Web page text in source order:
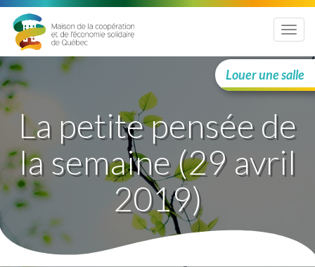
Menu
Louer une salle
La petite pensée de
la semaine (29 avril
2019)